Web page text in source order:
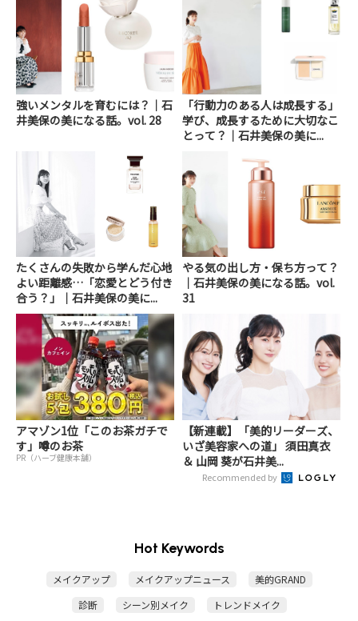
強いメンタルを育むには？｜石
井美保の美になる話。vol. 28
「行動力のある人は成長する」
学び、成長するために大切なこ
とって？｜石井美保の美に...
たくさんの失敗から学んだ心地
よい距離感…「恋愛とどう付き
合う？」｜石井美保の美に...
やる気の出し方・保ち方って？
｜石井美保の美になる話。vol.
31
アマゾン1位「このお茶ガチで
す」噂のお茶
PR（ハーブ健康本舗）
【新連載】「美的リーダーズ、
いざ美容家への道」 須田真衣
＆ 山岡 葵が石井美...
Recommended by
Hot Keywords
メイクアップ メイクアップニュース
美的GRAND
診断
シーン別メイク
トレンドメイク